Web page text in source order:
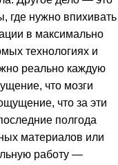
где нужно впихивать
в максимально
технологиях и
реально каждую
что мозги
что за эти
полгода
материалов или
работу —